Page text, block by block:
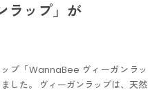
ラップ」が
プ「WannaBee ヴィーガンラッ
した。 ヴィーガンラップは、天然